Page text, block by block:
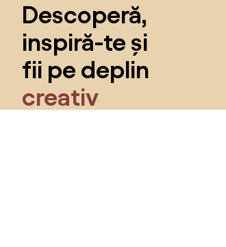
Descoperă,
inspiră-te și
fii pe deplin
creativ